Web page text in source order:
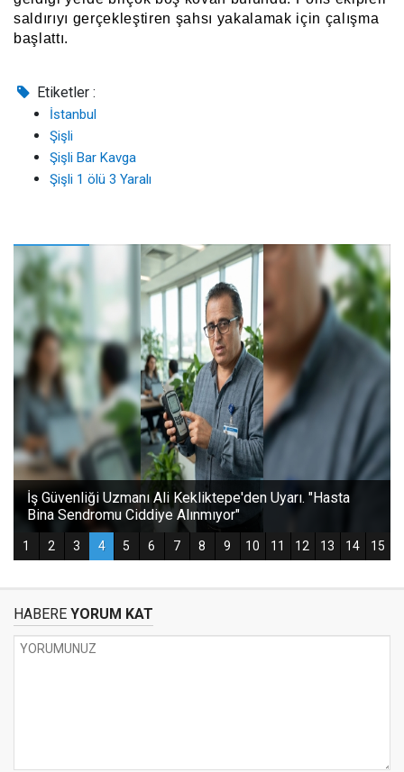
saldırıyı gerçekleştiren şahsı yakalamak için çalışma
başlattı.
Etiketler :
İstanbul
Şişli
Şişli Bar Kavga
Şişli 1 ölü 3 Yaralı
HABERE YORUM KAT